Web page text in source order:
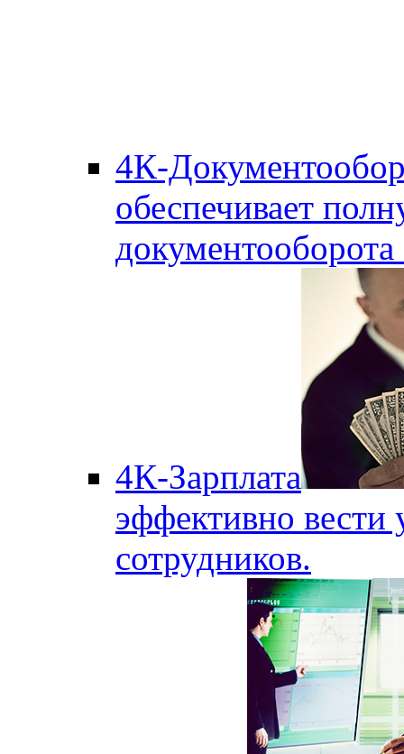
4К-
обеспечивает
4К-Зарплата
эффективно вести
сотрудников.